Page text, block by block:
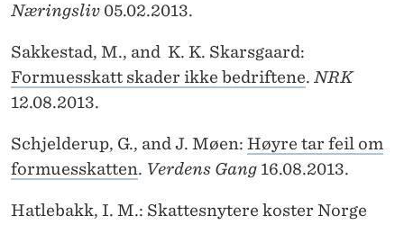
Næringsliv 05.02.2013.
Sakkestad, M., and K. K. Skarsgaard:
Formuesskatt skader ikke bedriftene. NRK
12.08.2013.
Schjelderup, G., and J. Møen: Høyre tar feil om
formuesskatten. Verdens Gang 16.08.2013.
Hatlebakk, I. M.: Skattesnytere koster Norge